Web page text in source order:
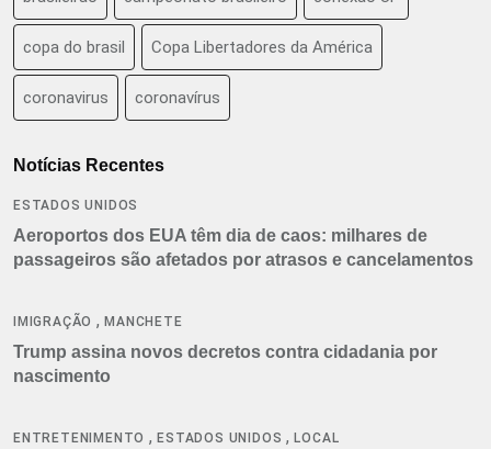
copa do brasil Copa Libertadores da América
coronavirus coronavírus
Notícias Recentes
ESTADOS UNIDOS
Aeroportos dos EUA têm dia de caos: milhares de
passageiros são afetados por atrasos e cancelamentos
IMIGRAÇÃO ,MANCHETE
Trump assina novos decretos contra cidadania por
nascimento
ENTRETENIMENTO ,ESTADOS UNIDOS ,LOCAL